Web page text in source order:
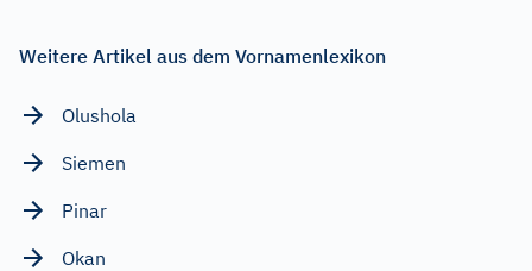
Weitere Artikel aus dem Vornamenlexikon
Olushola
Siemen
Pinar
Okan